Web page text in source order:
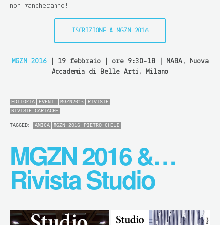
non mancheranno!
ISCRIZIONE A MGZN 2016
MGZN 2016| 19 febbraio | ore 9:30-18 | NABA, Nuova
Accademia di Belle Arti, Milano
EDITORIA EVENTI MGZN2016
RIVISTE
RIVISTE CARTACEE
TAGGED: AMICA MGZN 2016 PIETRO CHELI
MGZN 2016 &…
Rivista Studio